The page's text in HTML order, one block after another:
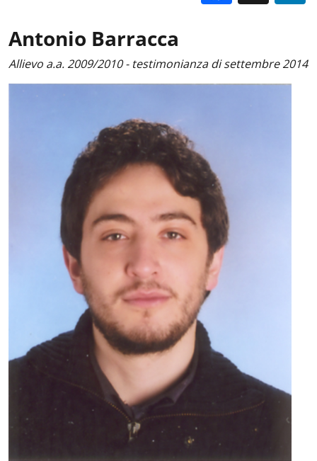
Antonio Barracca
Allievo a.a. 2009/2010 - testimonianza di settembre 2014